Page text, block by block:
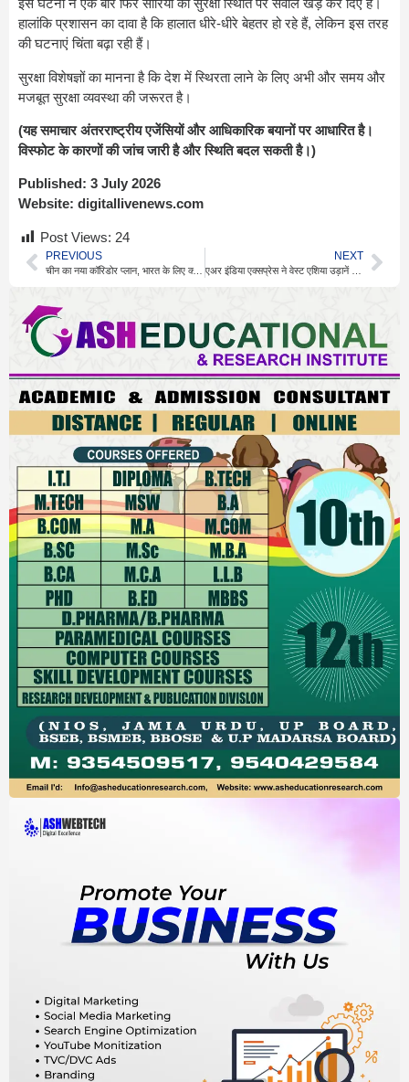
इस घटना ने एक बार फिर सीरिया की सुरक्षा स्थिति पर सवाल खड़े कर दिए हैं।
हालांकि प्रशासन का दावा है कि हालात धीरे-धीरे बेहतर हो रहे हैं, लेकिन इस तरह
की घटनाएं चिंता बढ़ा रही हैं।
सुरक्षा विशेषज्ञों का मानना है कि देश में स्थिरता लाने के लिए अभी और समय और
मजबूत सुरक्षा व्यवस्था की जरूरत है।
(यह समाचार अंतरराष्ट्रीय एजेंसियों और आधिकारिक बयानों पर आधारित है।
विस्फोट के कारणों की जांच जारी है और स्थिति बदल सकती है।)
Published: 3 July 2026
Website: digitallivenews.com
Post Views: 24
PREVIOUS
चीन का नया कॉरिडोर प्लान, भारत के लिए क्यों बढ़ी चिंता?
NEXT